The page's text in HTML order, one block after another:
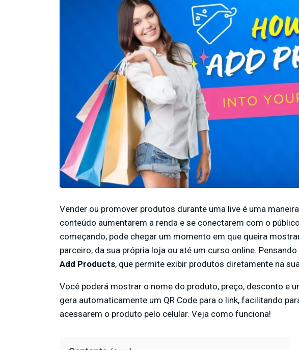
Vender ou promover produtos durante uma live é uma
conteúdo aumentarem a renda e se conectarem com o
começando, pode chegar um momento em que queira
parceiro, da sua própria loja ou até um curso online.
Add Products, que permite exibir produtos diretamente na
Você poderá mostrar o nome do produto, preço, desconto e
gera automaticamente um QR Code para o link, facilitando
acessarem o produto pelo celular. Veja como funciona!